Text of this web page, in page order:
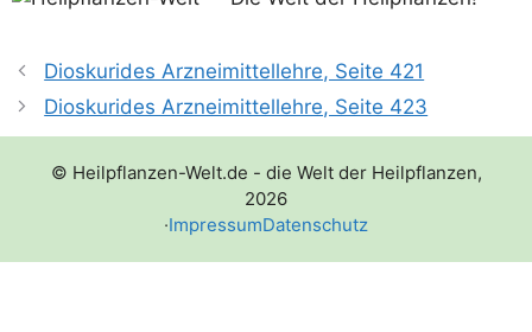
Dioskurides Arzneimittellehre, Seite 421
Dioskurides Arzneimittellehre, Seite 423
© Heilpflanzen-Welt.de - die Welt der Heilpflanzen,
2026
·ImpressumDatenschutz